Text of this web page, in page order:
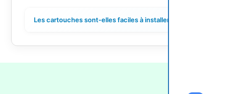
Les cartouches sont-elles faciles à installer ?